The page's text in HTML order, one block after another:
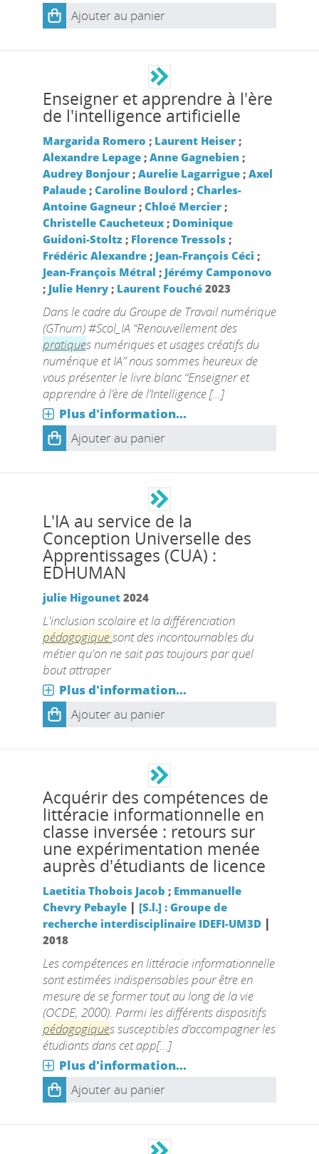
Ajouter au panier
Enseigner et apprendre à l'ère
de l'intelligence artificielle
Margarida Romero ; Laurent Heiser;
Alexandre Lepage; Anne Gagnebien ;
Audrey Bonjour; Aurelie Lagarrigue; Axel
Palaude; Caroline Boulord ; Charles-
Antoine Gagneur; Chloé Mercier;
Christelle Caucheteux; Dominique
Guidoni-Stoltz; Florence Tressols;
Frédéric Alexandre; Jean-François Céci ;
Jean-François Métral ; Jérémy Camponovo
; Julie Henry; Laurent Fouché 2023
Dans le cadre du Groupe de Travail numérique
(GTnum) #Scol_IA “Renouvellement des
pratiques numériques et usages créatifs du
numérique et IA” nous sommes heureux de
vous présenter le livre blanc “Enseigner et
apprendre à l’ère de l’Intelligence [...]
Plus d'information...
Ajouter au panier
L'IA au service de la
Conception Universelle des
Apprentissages (CUA) :
EDHUMAN
julie Higounet 2024
L'inclusion scolaire et la différenciation
pédagogiquesont des incontournables du
métier qu'on ne sait pas toujours par quel
bout attraper
Plus d'information...
Ajouter au panier
Acquérir des compétences de
littéracie informationnelle en
classe inversée : retours sur
une expérimentation menée
auprès d'étudiants de licence
Laetitia Thobois Jacob ; Emmanuelle
Chevry Pebayle | [S.l.] : Groupe de
recherche interdisciplinaire IDEFI-UM3D|
2018
Les compétences en littéracie informationnelle
sont estimées indispensables pour être en
mesure de se former tout au long de la vie
(OCDE, 2000). Parmi les différents dispositifs
pédagogiques susceptibles d’accompagner les
étudiants dans cet app[...]
Plus d'information...
Ajouter au panier